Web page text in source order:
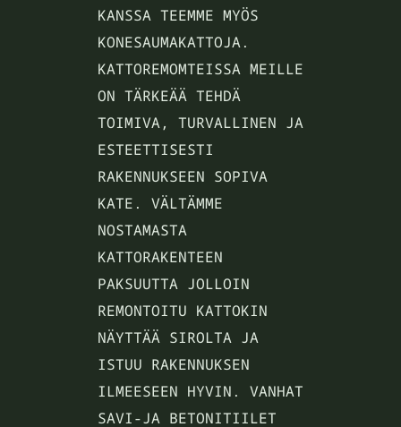
KANSSA TEEMME MYÖS
KONESAUMAKATTOJA.
KATTOREMOMTEISSA MEILLE
ON TÄRKEÄÄ TEHDÄ
TOIMIVA, TURVALLINEN JA
ESTEETTISESTI
RAKENNUKSEEN SOPIVA
KATE. VÄLTÄMME
NOSTAMASTA
KATTORAKENTEEN
PAKSUUTTA JOLLOIN
REMONTOITU KATTOKIN
NÄYTTÄÄ SIROLTA JA
ISTUU RAKENNUKSEN
ILMEESEEN HYVIN. VANHAT
SAVI-JA BETONITIILET